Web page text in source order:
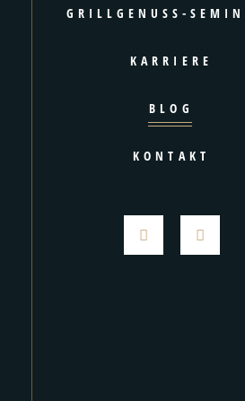
GRILLGENUSS-
KARRIERE
BLOG
KONTAKT